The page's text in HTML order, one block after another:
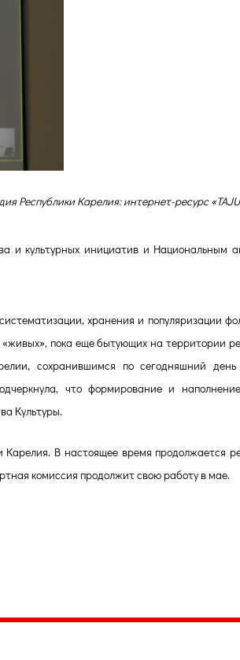
Республики Карелия: интернет-ресурс
и культурных инициатив и Национальным
хранения и популяризации
пока еще бытующих на территории
сохранившимся по сегодняшний
что формирование и
Культуры.
Карелия. В настоящее время продолжается
комиссия продолжит свою работу в мае.